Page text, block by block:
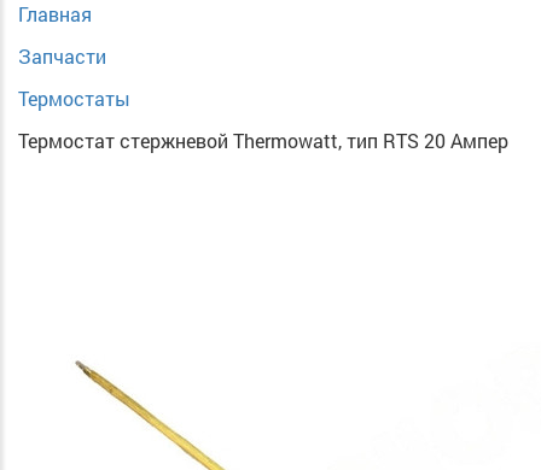
Главная
Запчасти
Термостаты
Термостат стержневой Thermowatt, тип RTS 20 Ампер